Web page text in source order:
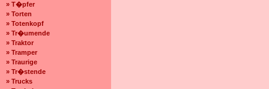
» T�pfer
» Torten
» Totenkopf
» Tr�umende
» Traktor
» Tramper
» Traurige
» Tr�stende
» Trucks